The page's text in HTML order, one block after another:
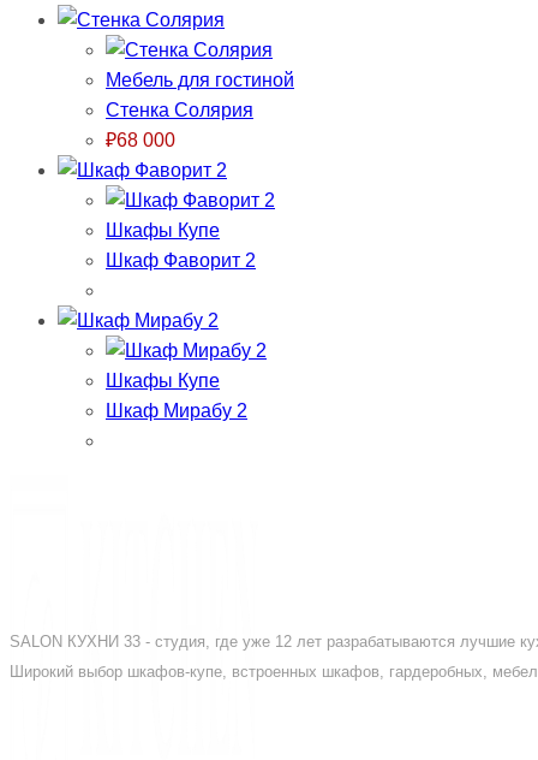
Мебель для гостиной
Стенка Солярия
₽68 000
Шкафы Купе
Шкаф Фаворит 2
Шкафы Купе
Шкаф Мирабу 2
SALON КУХНИ 33 - студия, где уже 12 лет разрабатываются лучшие
Широкий выбор шкафов-купе, встроенных шкафов, гардеробных,